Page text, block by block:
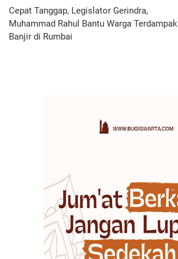
Cepat Tanggap, Legislator Gerindra,
Muhammad Rahul Bantu Warga Terdampak
Banjir di Rumbai